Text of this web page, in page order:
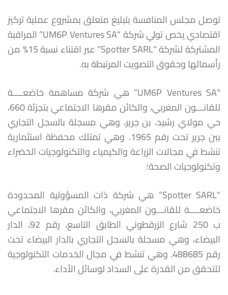
توصل مجلس المنافسة بتبليغ متعلق بمشروع عملية تركيز
اقتصادي يخص تولي شركة “UM6P Ventures SA” المراقبة
المشتركة لشركة “Spotter SARL” عبر اقتناء نسبة 15% من
رأسمالها وحقوق التصويت المرتبطة به.
“UM6P Ventures SA” هي شركة مساهمة خاضعــــة
للقانـــون المغربي، والكائن مقرها الاجتماعي بتجزئة 660،
حي مولاي رشيد، بن جرير، وهي مسجلة بالسجل التجاري
ببن جرير تحت رقم 1965. وهي تمتلك محفظة استثمارية
تنشط في مجالات الزراعة والكيمياء والتكنولوجيات الخضراء
وتكنولوجيات الصحة؛
“Spotter SARL” هي شركة ذات المسؤولية المحدودة
خاضعــــة للقانـــون المغربي، والكائن مقرها الاجتماعي
ب 250 شارع الزرقطوني الطابق التاسع، رقم 92، الدار
البيضاء، وهي مسجلة بالسجل التجاري بالدار البيضاء تحت
رقم 488685. وهي تنشط في مجال الخدمات التكنولوجية
للتحقق من القدرة على السداد لوسائل الأداء.